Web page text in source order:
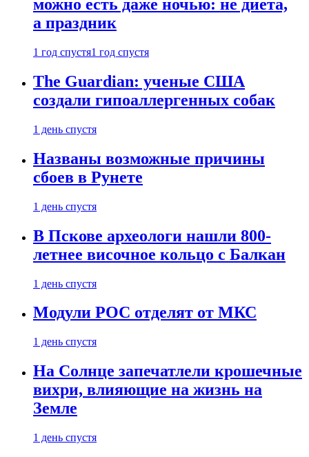
можно есть даже ночью: не диета,
а праздник
1 год спустя1 год спустя
The Guardian: ученые США
создали гипоаллергенных собак
1 день спустя
Названы возможные причины
сбоев в Рунете
1 день спустя
В Пскове археологи нашли 800-
летнее височное кольцо с Балкан
1 день спустя
Модули РОС отделят от МКС
1 день спустя
На Солнце запечатлели крошечные
вихри, влияющие на жизнь на
Земле
1 день спустя